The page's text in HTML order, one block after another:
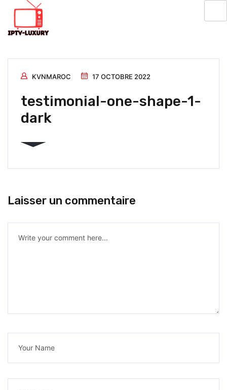
KVNMAROC 17 OCTOBRE 2022
testimonial-one-shape-1-
dark
Laisser un commentaire